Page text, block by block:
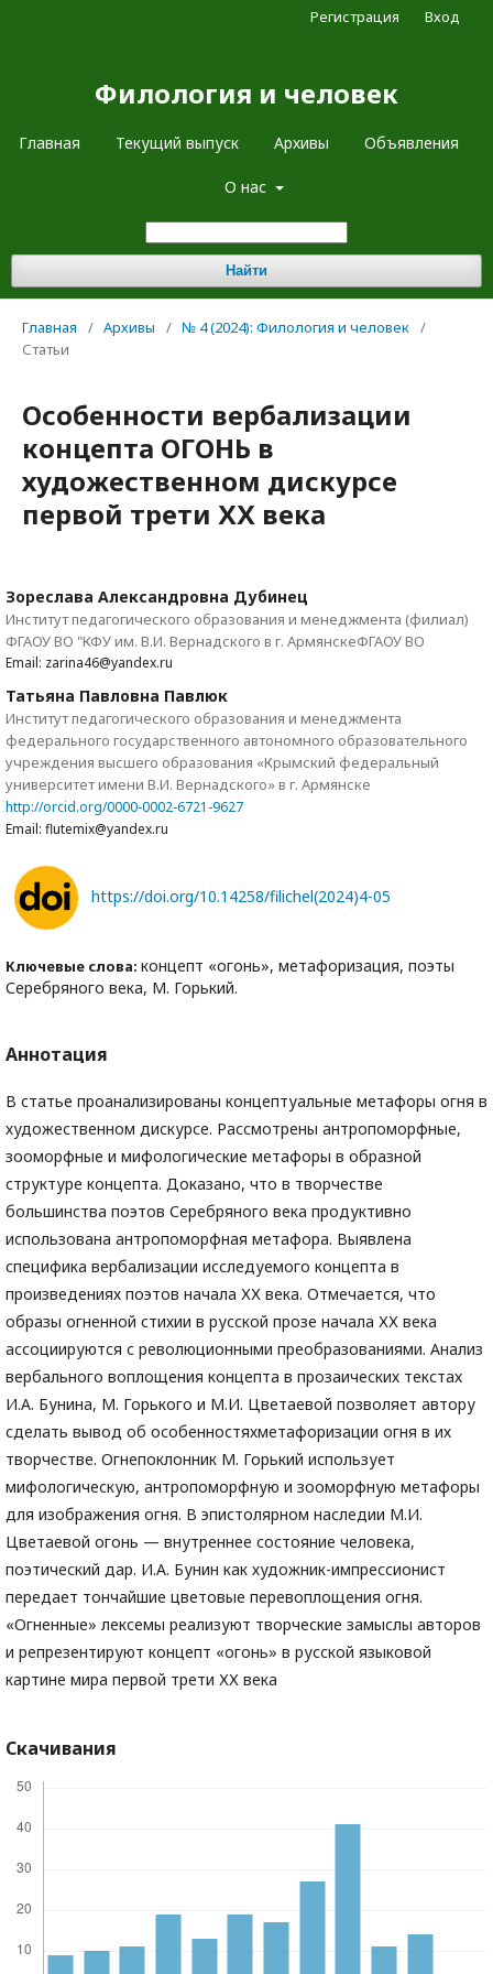
Филология и человек
Главная Текущий выпуск Архивы Объявления
О нас
Найти
Регистрация Вход
Главная / Архивы / № 4 (2024): Филология и человек /
Статьи
Особенности вербализации
концепта ОГОНЬ в
художественном дискурсе
первой трети ХХ века
Зореслава Александровна Дубинец
Институт педагогического образования и менеджмента (филиал)
ФГАОУ ВО "КФУ им. В.И. Вернадского в г. АрмянскеФГАОУ ВО
Email: zarina46@yandex.ru
Татьяна Павловна Павлюк
Институт педагогического образования и менеджмента
федерального государственного автономного образовательного
учреждения высшего образования «Крымский федеральный
университет имени В.И. Вернадского» в г. Армянске
http://orcid.org/0000-0002-6721-9627
Email: flutemix@yandex.ru
https://doi.org/10.14258/filichel(2024)4-05
Ключевые слова: концепт «огонь», метафоризация, поэты
Серебряного века, М. Горький.
Аннотация
В статье проанализированы концептуальные метафоры огня в
художественном дискурсе. Рассмотрены антропоморфные,
зооморфные и мифологические метафоры в образной
структуре концепта. Доказано, что в творчестве
большинства поэтов Серебряного века продуктивно
использована антропоморфная метафора. Выявлена
специфика вербализации исследуемого концепта в
произведениях поэтов начала ХХ века. Отмечается, что
образы огненной стихии в русской прозе начала ХХ века
ассоциируются с революционными преобразованиями. Анализ
вербального воплощения концепта в прозаических текстах
И.А. Бунина, М. Горького и М.И. Цветаевой позволяет автору
сделать вывод об особенностяхметафоризации огня в их
творчестве. Огнепоклонник М. Горький использует
мифологическую, антропоморфную и зооморфную метафоры
для изображения огня. В эпистолярном наследии М.И.
Цветаевой огонь — внутреннее состояние человека,
поэтический дар. И.А. Бунин как художник-импрессионист
передает тончайшие цветовые перевоплощения огня.
«Огненные» лексемы реализуют творческие замыслы авторов
и репрезентируют концепт «огонь» в русской языковой
картине мира первой трети ХХ века
Скачивания